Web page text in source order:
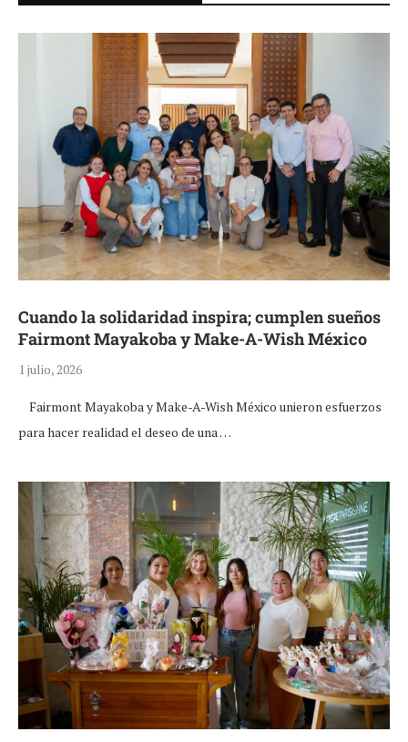
Cuando la solidaridad inspira; cumplen sueños
Fairmont Mayakoba y Make-A-Wish México
1 julio, 2026
Fairmont Mayakoba y Make-A-Wish México unieron esfuerzos
para hacer realidad el deseo de una …